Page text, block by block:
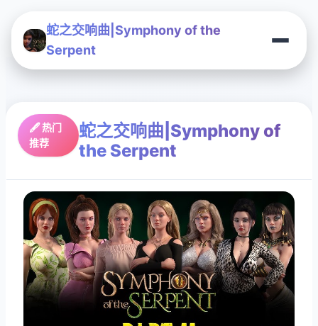
蛇之交响曲|Symphony of the
Serpent
🖋️ 热门
推荐
蛇之交响曲|Symphony of
the Serpent